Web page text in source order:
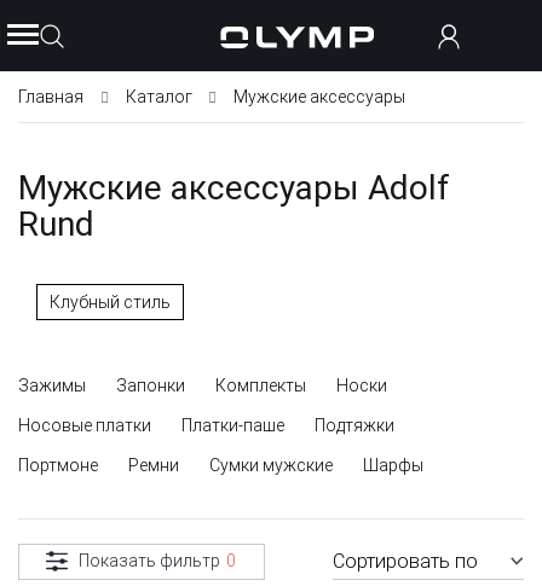
Главная Каталог Мужские аксессуары
Мужские аксессуары Adolf
Rund
Клубный стиль
Зажимы Запонки Комплекты Носки
Носовые платки Платки-паше Подтяжки
Портмоне Ремни Сумки мужские Шарфы
Показать фильтр 0 Сортировать по